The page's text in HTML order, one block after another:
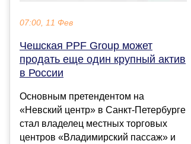
07:00, 11 Фев
Чешская PPF Group может
продать еще один крупный актив
в России
Основным претендентом на
«Невский центр» в Санкт-Петербурге
стал владелец местных торговых
центров «Владимирский пассаж» и